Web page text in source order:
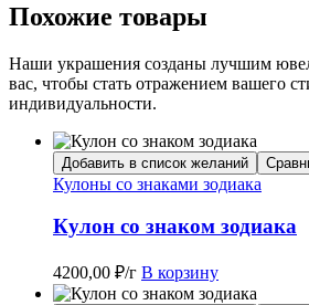
Похожие товары
Наши украшения созданы лучшим
вас, чтобы стать отражением вашего
индивидуальности.
Добавить в список желаний
Кулоны со знаками зодиака
Кулон со знаком зодиака
4200,00 ₽/г В корзину